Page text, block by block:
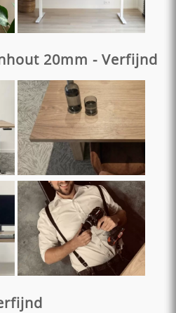
20mm - Verfijnd